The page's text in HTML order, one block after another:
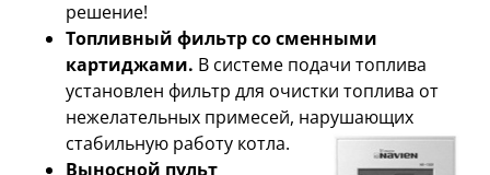
решение!
Топливный фильтр со сменными
картиджами. В системе подачи топлива
установлен фильтр для очистки топлива от
нежелательных примесей, нарушающих
стабильную работу котла.
Выносной пульт